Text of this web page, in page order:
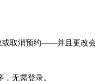
取消预约——并且更改
无需登录。